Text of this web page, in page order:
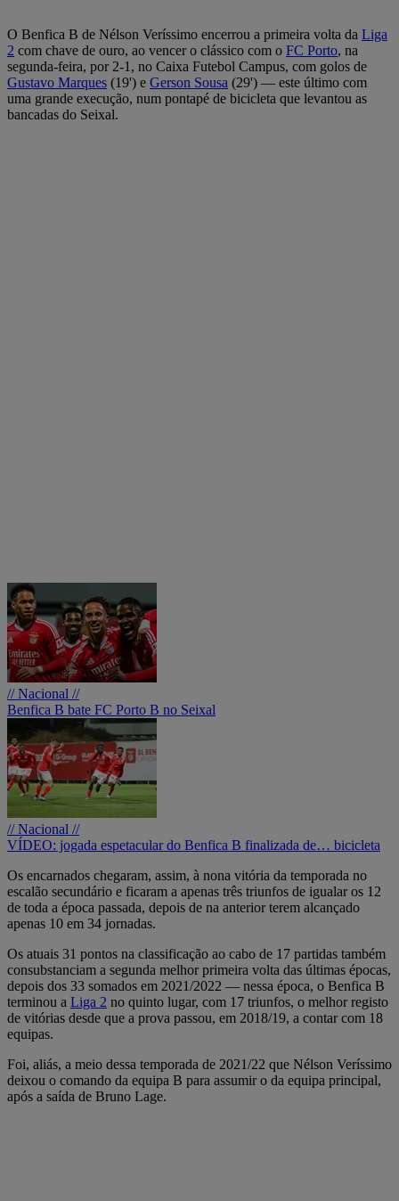
O Benfica B de Nélson Veríssimo encerrou a primeira volta da Liga
2 com chave de ouro, ao vencer o clássico com o FC Porto, na
segunda-feira, por 2-1, no Caixa Futebol Campus, com golos de
Gustavo Marques (19') e Gerson Sousa (29') — este último com
uma grande execução, num pontapé de bicicleta que levantou as
bancadas do Seixal.
// Nacional //
Benfica B bate FC Porto B no Seixal
// Nacional //
VÍDEO: jogada espetacular do Benfica B finalizada de… bicicleta
Os encarnados chegaram, assim, à nona vitória da temporada no
escalão secundário e ficaram a apenas três triunfos de igualar os 12
de toda a época passada, depois de na anterior terem alcançado
apenas 10 em 34 jornadas.
Os atuais 31 pontos na classificação ao cabo de 17 partidas também
consubstanciam a segunda melhor primeira volta das últimas épocas,
depois dos 33 somados em 2021/2022 — nessa época, o Benfica B
terminou a Liga 2 no quinto lugar, com 17 triunfos, o melhor registo
de vitórias desde que a prova passou, em 2018/19, a contar com 18
equipas.
Foi, aliás, a meio dessa temporada de 2021/22 que Nélson Veríssimo
deixou o comando da equipa B para assumir o da equipa principal,
após a saída de Bruno Lage.